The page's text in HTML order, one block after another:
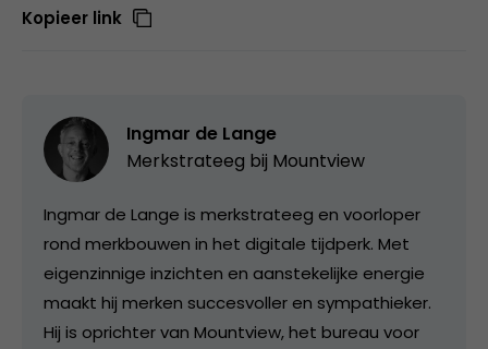
Kopieer link
Ingmar de Lange
Merkstrateeg bij Mountview
Ingmar de Lange is merkstrateeg en voorloper
rond merkbouwen in het digitale tijdperk. Met
eigenzinnige inzichten en aanstekelijke energie
maakt hij merken succesvoller en sympathieker.
Hij is oprichter van Mountview, het bureau voor